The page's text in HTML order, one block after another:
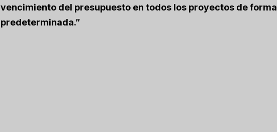
vencimiento del presupuesto en todos los proyectos de forma
predeterminada.”